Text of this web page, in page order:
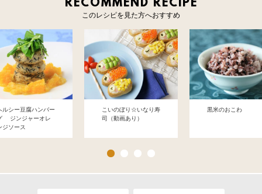
RECOMMEND RECIPE
このレシピを見た方へおすすめ
ルシー豆腐ハンバー
ジンジャーオレ
ジソース
こいのぼり☆いなり寿
司（動画あり）
黒米のおこわ